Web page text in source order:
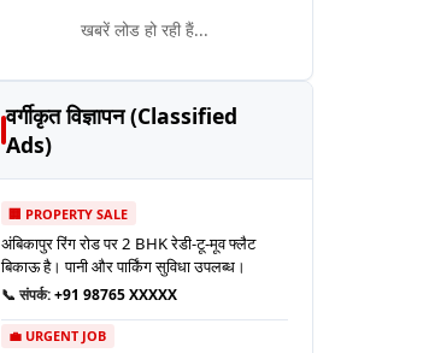
खबरें लोड हो रही हैं...
वर्गीकृत विज्ञापन (Classified
Ads)
🏢 PROPERTY SALE
अंबिकापुर रिंग रोड पर 2 BHK रेडी-टू-मूव फ्लैट
बिकाऊ है। पानी और पार्किंग सुविधा उपलब्ध।
📞 संपर्क:+91 98765 XXXXX
💼 URGENT JOB